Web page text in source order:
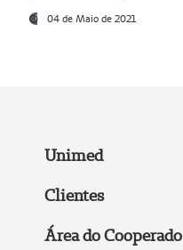
04 de Maio de 2021
Unimed
Clientes
Área do Cooperado